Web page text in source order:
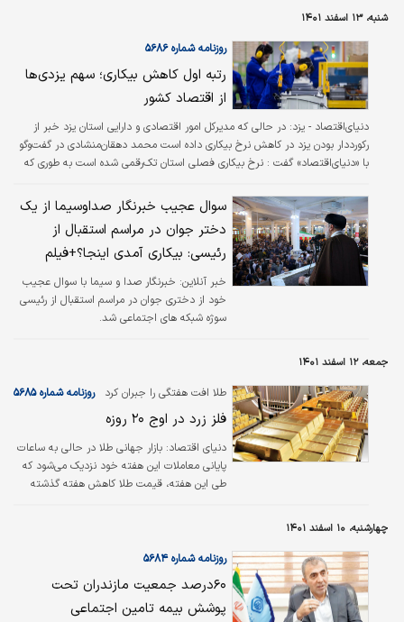
زیرساخت‌‌‌های رقابتی لازم، به مراتب بیشتر دیده می‌شود و عملا دولت باید
شنبه، ۱۳ اسفند ۱۴۰۱
روزنامه شماره ۵۶۸۶
رتبه اول کاهش بیکاری؛ سهم یزدی‌ها
از اقتصاد کشور
دنیای‌اقتصاد - یزد: در حالی که مدیرکل امور اقتصادی و دارایی استان یزد خبر از
رکورددار بودن یزد در کاهش نرخ بیکاری داده است‌ محمد دهقان‌‌‌منشادی در گفت‌‌‌و‌‌‌گو
با «دنیای‌اقتصاد» گفت : نرخ بیکاری فصلی استان تک‌رقمی شده است به طوری که
سوال عجیب خبرنگار صداوسیما از یک
دختر جوان در مراسم استقبال از
رئیسی: بیکاری آمدی اینجا؟+فیلم
خبر آنلاین: خبرنگار صدا و سیما با سوال عجیب
خود از دختری جوان در مراسم استقبال از رئیسی
سوژه شبکه های اجتماعی شد.
جمعه، ۱۲ اسفند ۱۴۰۱
طلا افت هفتگی را جبران کرد روزنامه شماره ۵۶۸۵
فلز زرد در اوج ۲۰ روزه
دنياي اقتصاد: بازار جهانی طلا در حالی به ساعات
پایانی معاملات این هفته خود نزدیک می‌شود که
طی این هفته، قیمت طلا کاهش هفته گذشته
چهارشنبه، ۱۰ اسفند ۱۴۰۱
روزنامه شماره ۵۶۸۴
۶۰‌درصد جمعیت مازندران تحت
پوشش بیمه تامین اجتماعی